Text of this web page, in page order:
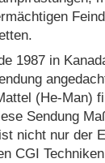
1987 in
(He-Man)
Sendung
nicht nur der
CGI